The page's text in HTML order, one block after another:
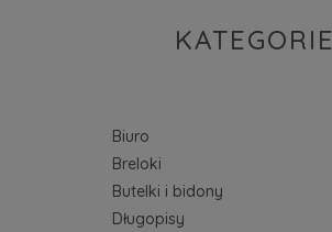
KATEGORIE
Biuro
Breloki
Butelki i bidony
Długopisy